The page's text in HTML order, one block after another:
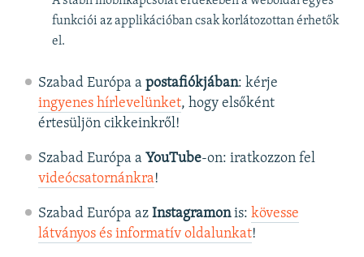
funkciói az applikációban csak korlátozottan érhetők
el.
Szabad Európa a postafiókjában: kérje
ingyenes hírlevelünket, hogy elsőként
értesüljön cikkeinkről!
Szabad Európa a YouTube-on: iratkozzon fel
videócsatornánkra!
Szabad Európa az Instagramonis: kövesse
látványos és informatív oldalunkat! ​